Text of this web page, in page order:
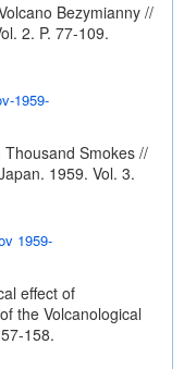
Bezymianny //
2. P. 77-109.
1959-
Smokes //
1959. Vol. 3.
1959-
effect of
the Volcanological
158.